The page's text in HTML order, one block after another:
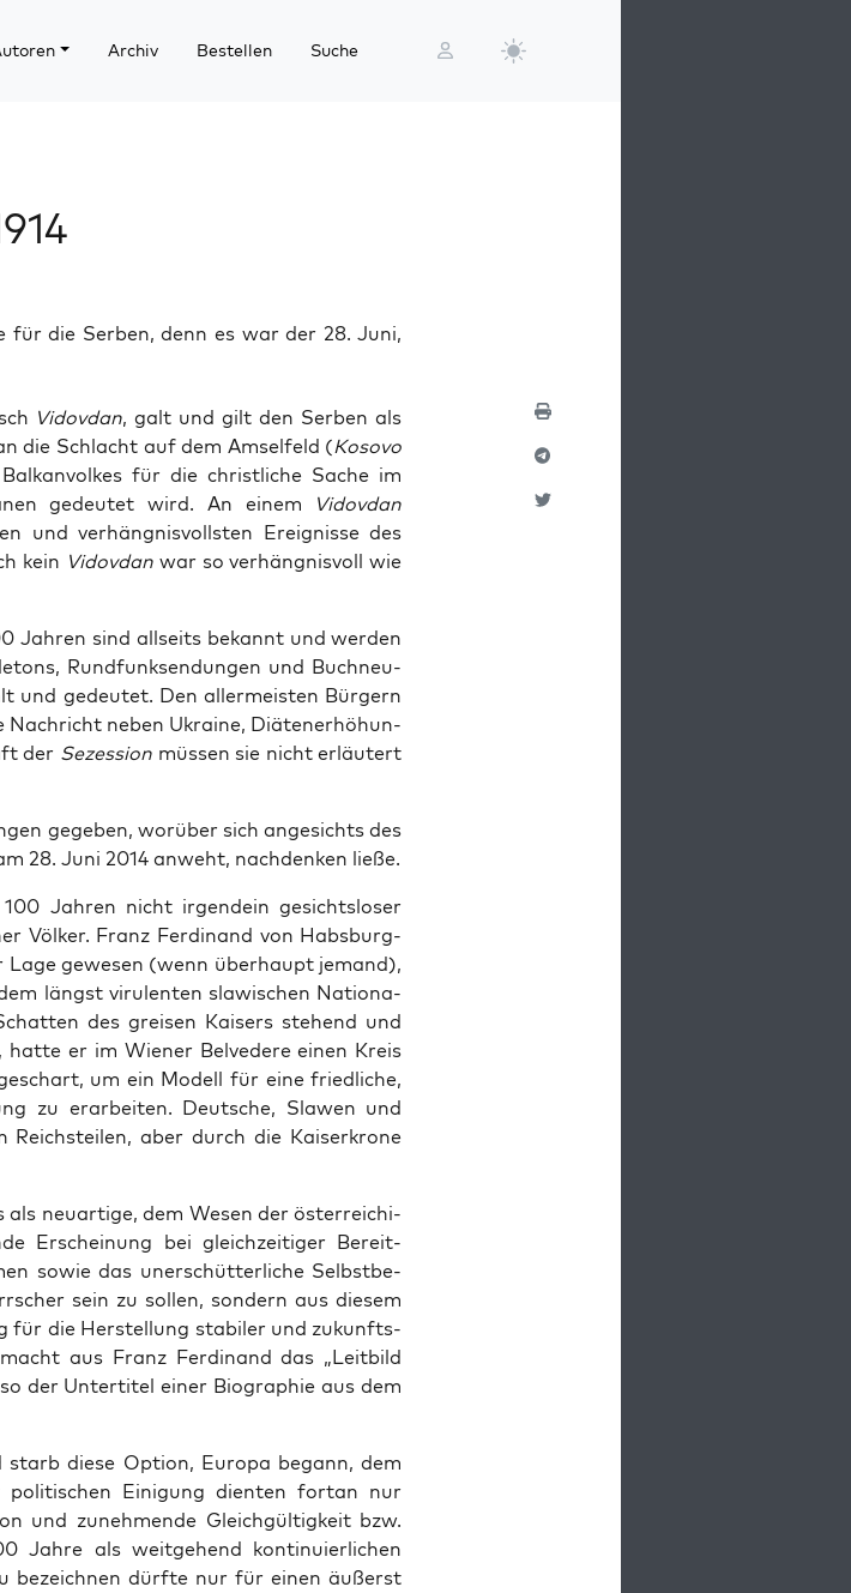
Archiv Bestellen Suche
für die Serben, denn es war der 28. Juni,
Vidov­dan, galt und gilt den Ser­ben als
die Schlacht auf dem Amsel­feld (Koso­vo
für die christ­li­che Sache im
gedeu­tet wird. An einem
Vidov­dan
und ver­häng­nis­volls­ten Ereig­nis­se des
kein Vidov­danwar so ver­häng­nis­voll wie
Jah­ren sind all­seits bekannt und wer­den
Rund­funk­sen­dun­gen und Buch­neu­
und gedeu­tet. Den aller­meis­ten Bür­gern
Nach­richt neben Ukrai­ne, Diä­ten­er­hö­hun­
der Sezes­si­on müs­sen sie nicht erläu­tert
gege­ben, wor­über sich ange­sichts des
28. Juni 2014 anweht, nach­den­ken ließe.
Jah­ren nicht irgend­ein gesichts­lo­ser
Völ­ker. Franz Fer­di­nand von Habs­burg-
gewe­sen (wenn über­haupt jemand),
längst viru­len­ten sla­wi­schen Natio­na­
des grei­sen Kai­sers ste­hend und
er im Wie­ner Bel­ve­de­re einen Kreis
um ein Modell für eine fried­li­che,
zu erar­bei­ten. Deut­sche, Sla­wen und
Reichs­tei­len, aber durch die Kai­ser­kro­ne
als neu­ar­ti­ge, dem Wesen der öster­rei­chi­
Erschei­nung bei gleich­zei­ti­ger Bereit­
sowie das uner­schüt­ter­li­che Selbst­be­
sein zu sol­len, son­dern aus die­sem
für die Her­stel­lung sta­bi­ler und zukunfts­
aus Franz Fer­di­nand das „Leit­bild
der Unter­ti­tel einer Bio­gra­phie aus dem
die­se Opti­on, Euro­pa begann, dem
poli­ti­schen Eini­gung dien­ten fort­an nur
und zuneh­men­de Gleich­gül­tig­keit bzw.
Jah­re als weit­ge­hend kon­ti­nu­ier­li­chen
bezeich­nen dürf­te nur für einen äußerst